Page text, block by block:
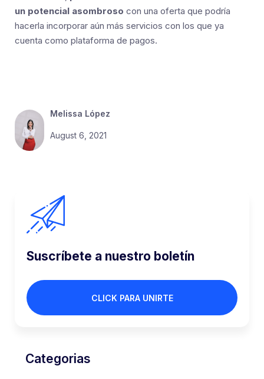
un potencial asombroso con una oferta que podría
hacerla incorporar aún más servicios con los que ya
cuenta como plataforma de pagos.
Melissa López
August 6, 2021
Suscríbete a nuestro boletín
CLICK PARA UNIRTE
Categorias